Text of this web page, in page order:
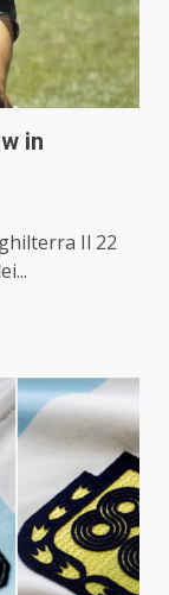
in
Il 22